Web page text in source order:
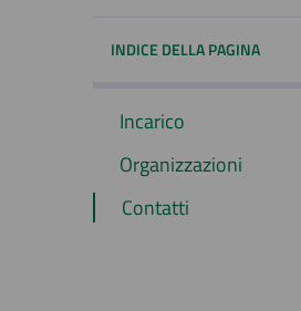
INDICE DELLA PAGINA
Incarico
Organizzazioni
Contatti